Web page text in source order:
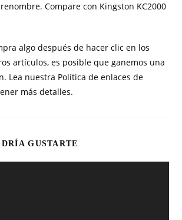
Compare con Kingston KC2000
algo después de hacer clic en los
artículos, es posible que ganemos una
Lea nuestra Política de enlaces de
más detalles.
GUSTARTE